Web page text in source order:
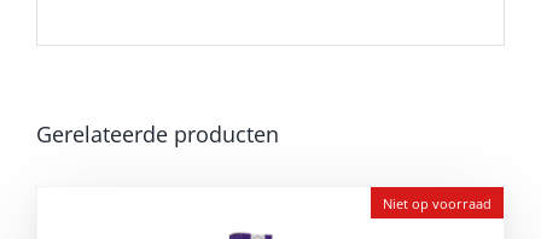
Gerelateerde producten
Niet op voorraad